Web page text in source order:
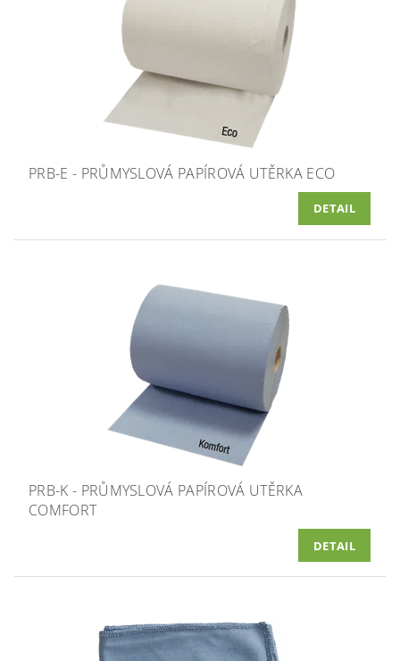
PRB-E - PRŮMYSLOVÁ PAPÍROVÁ UTĚRKA ECO
DETAIL
PRB-K - PRŮMYSLOVÁ PAPÍROVÁ UTĚRKA
COMFORT
DETAIL